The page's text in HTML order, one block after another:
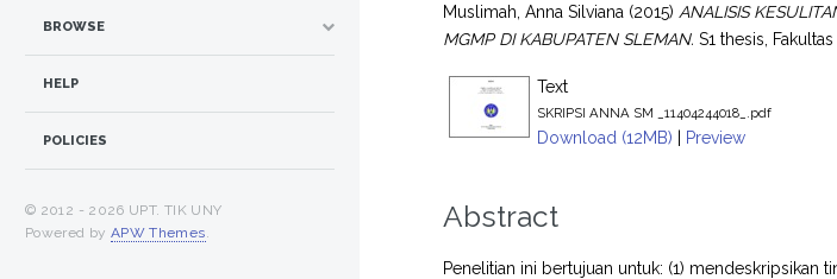
Muslimah, Anna Silviana (2015) ANALISIS
MGMP DI KABUPATEN SLEMAN. S1 thesis,
Text
SKRIPSI ANNA SM _11404244018_.pdf
Download (12MB) | Preview
Abstract
Penelitian ini bertujuan untuk: (1) mendeskripsikan
BROWSE
HELP
POLICIES
© 2012 - 2026 UPT. TIK UNY
Powered by APW Themes